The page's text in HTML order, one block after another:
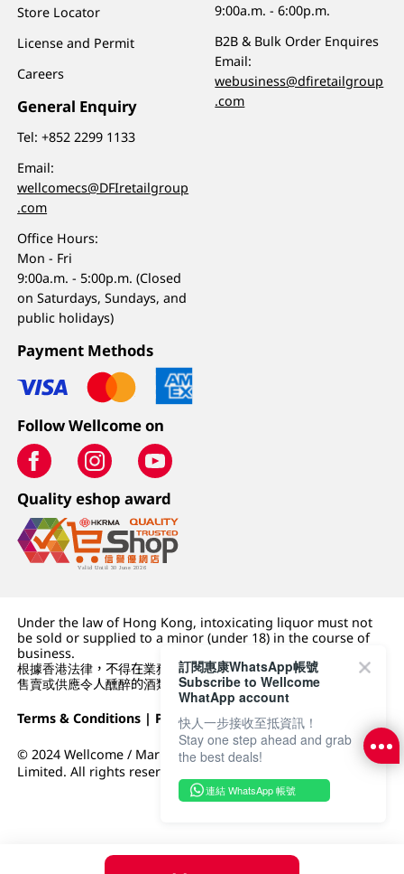
Store Locator
License and Permit
Careers
General Enquiry
Tel:+852 2299 1133
Email:
wellcomecs@DFIretailgroup
.com
Office Hours:
Mon - Fri
9:00a.m. - 5:00p.m. (Closed
on Saturdays, Sundays, and
public holidays)
9:00a.m. - 6:00p.m.
B2B & Bulk Order Enquires
Email:
webusiness@dfiretailgroup
.com
Payment Methods
Follow Wellcome on
Quality eshop award
Under the law of Hong Kong, intoxicating liquor must not
be sold or supplied to a minor (under 18) in the course of
business.
根據香港法律，不得在業務過程中，向未成年人 (18 歲以下人士)
售賣或供應令人醺醉的酒類。
Terms & Conditions | Privacy Policy|DFI Retail Group
© 2024 Wellcome / Market Place. The Dairy Farm Company
Limited. All rights reserved.
訂閱惠康WhatsApp帳號
Subscribe to Wellcome
WhatApp account
快人一步接收至抵資訊！
Stay one step ahead and grab
the best deals!
連結 WhatsApp 帳號